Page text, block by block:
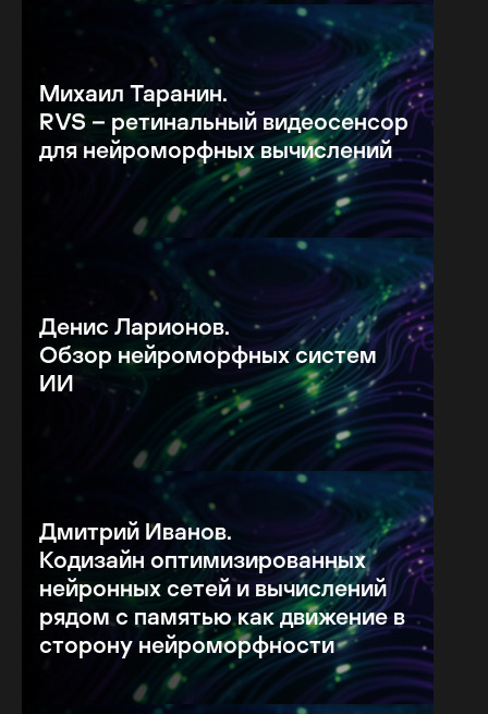
Михаил Таранин.
RVS – ретинальный видеосенсор
для нейроморфных вычислений
Денис Ларионов.
Обзор нейроморфных систем
ИИ
Дмитрий Иванов.
Кодизайн оптимизированных
нейронных сетей и вычислений
рядом с памятью как движение в
сторону нейроморфности